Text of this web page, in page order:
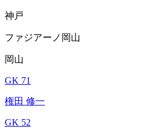
神戸
ファジアーノ岡山
岡山
GK 71
権田 修一
GK 52